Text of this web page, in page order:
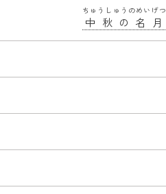
中秋の名月
ちゅうしゅうのめいげつ